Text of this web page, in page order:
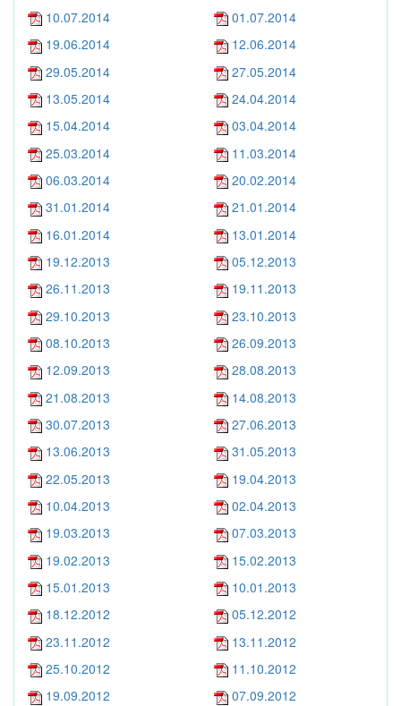
10.07.2014
01.07.2014
19.06.2014
12.06.2014
29.05.2014
27.05.2014
13.05.2014
24.04.2014
15.04.2014
03.04.2014
25.03.2014
11.03.2014
06.03.2014
20.02.2014
31.01.2014
21.01.2014
16.01.2014
13.01.2014
19.12.2013
05.12.2013
26.11.2013
19.11.2013
29.10.2013
23.10.2013
08.10.2013
26.09.2013
12.09.2013
28.08.2013
21.08.2013
14.08.2013
30.07.2013
27.06.2013
13.06.2013
31.05.2013
22.05.2013
19.04.2013
10.04.2013
02.04.2013
19.03.2013
07.03.2013
19.02.2013
15.02.2013
15.01.2013
10.01.2013
18.12.2012
05.12.2012
23.11.2012
13.11.2012
25.10.2012
11.10.2012
19.09.2012
07.09.2012